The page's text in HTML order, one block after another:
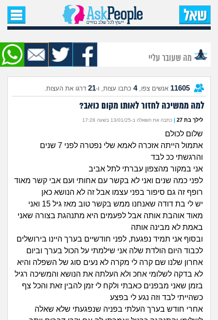
עמוד הבית
שאל שאלה
שאלות חדשות
שאלות שעוררו עניין
עצות חדשות
מה קורה כאן?
מתחם הטיפים
מדורים
זוגיות
היריון ולידה
הורות ומשפחה
מתבגרים
חיפוש שאלות
הרשמה | התחברות
מה שעובר עליי
11605 אנשים צפו,4 כתבו עצות, ו-21 דרגו את העצות.
למה ממשיכה לחזור לאותו מקום כואב?
לילך בת 27 | כתבה את השאלה ב-13/01/25 בשעה 17:28
שלום לכולם
אתמול הייתה אזכרה לאמא שלי נפטרה לפני 7 שנים
והרגשתי ככ לבד
אני במקור מהצפון עברתי לתל אביב
לפני כמה שנים ואני לא בקשר עם אחותי ועם אבי קשר מאוד
רופף זה גם סיפור בפני עצמו אבל זה לא הנושא כאן
יש לי בת דודה שאנחנו ממש בקשר טוב מאז גיל 15 ואני
מאוד אוהבת אותה אבל לפעמים היא מתנהגת בצורה שאני
באמת לא מבינה אותה
ובסוף אני תמיד נפגעת, לפני חודשיים בערך היינו בירושלים
לכבוד היום הולדת שלה אני שילמתי על הכול בערך וביום
אחרון שלנו שם קרה לי מקרה לא נעים סוג של השפלה והיא
לא בדקה לשלומי אחכ ולא העלתה את הנושא והמשיכה רגיל
בזמן שאני מבפנים כאבתי ולקח לי זמן להבין זאת והכל צף
כשהייתי לבד וזה נגע לי בפצע
אחרי חודש בערך העלתי בפניה שנפגעתי שלא שאלה